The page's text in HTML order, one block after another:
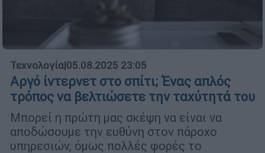
Τεχνολογία|05.08.2025 23:05
Αργό ίντερνετ στο σπίτι; Ένας απλός
τρόπος να βελτιώσετε την ταχύτητά του
Μπορεί η πρώτη μας σκέψη να είναι να
αποδώσουμε την ευθύνη στον πάροχο
υπηρεσιών, όμως πολλές φορές το